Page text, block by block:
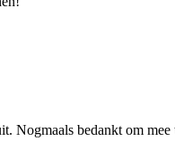
Nogmaals bedankt om mee